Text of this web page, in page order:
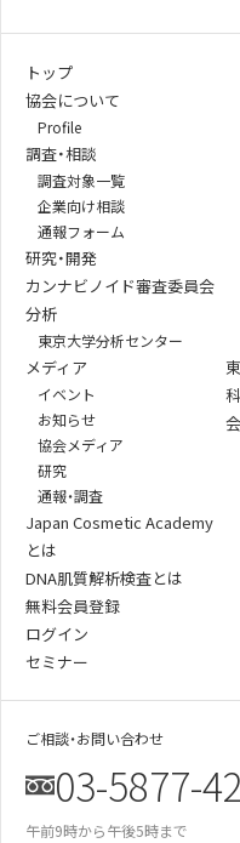
トップ
協会について
Profile
調査・相談
調査対象一覧
企業向け相談
通報フォーム
研究・開発
カンナビノイド審査委員会
分析
東京大学分析センター
メディア
イベント
お知らせ
協会メディア
研究
通報・調査
Japan Cosmetic Academy
とは
DNA肌質解析検査とは
無料会員登録
ログイン
セミナー
ご相談・お問い合わせ
03-5877-
午前9時から午後5時まで